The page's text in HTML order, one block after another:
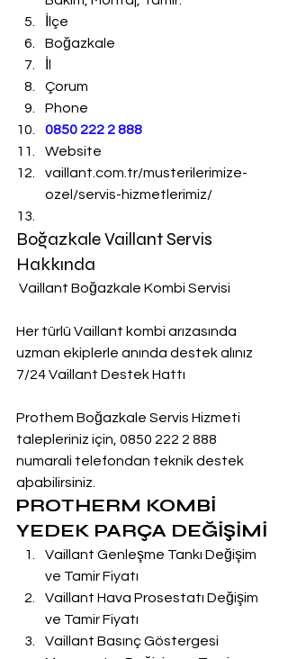
İlçe
Boğazkale
Çorum
Phone
0850 222 2 888
Website
vaillant.com.tr/musterilerimize-
ozel/servis-hizmetlerimiz/
Boğazkale Vaillant Servis
Hakkında
Vaillant Boğazkale Kombi Servisi
Her türlü Vaillant kombi arızasında
uzman ekiplerle anında destek alınız
7/24 Vaillant Destek Hattı
Prothem Boğazkale Servis Hizmeti
talepleriniz için, 0850 222 2 888
numarali telefondan teknik destek
aþabilirsiniz.
PROTHERM KOMBİ
YEDEK PARÇA DEĞİŞİMİ
Vaillant Genleşme Tankı Değişim
ve Tamir Fiyatı
Vaillant Hava Prosestatı Değişim
ve Tamir Fiyatı
Vaillant Basınç Göstergesi